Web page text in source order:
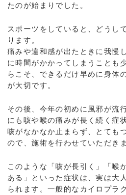
たのが始まりでした。
スポーツをしていると、どうし
ります。
痛みや違和感が出たときに我慢
に時間がかかってしまうことも
らこそ、できるだけ早めに身体
が大切です。
その後、今年の初めに風邪が流
にも咳や喉の痛みが長く続く症
咳がなかなか止まらず、とても
ので、施術を行わせていただき
このような「咳が長引く」「喉
ある」といった症状は、実は大
られます。一般的なカイロプラ